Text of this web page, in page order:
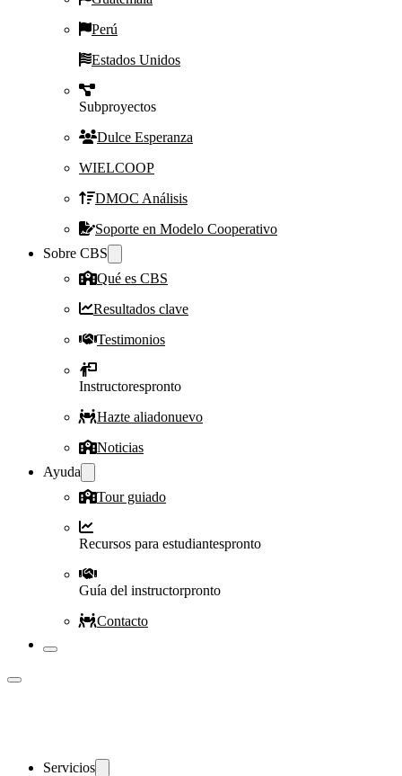
Perú
Estados Unidos
Subproyectos
Dulce Esperanza
WIELCOOP
DMOC Análisis
Soporte en Modelo Cooperativo
Sobre CBS
Qué es CBS
Resultados clave
Testimonios
Instructorespronto
Hazte aliadonuevo
Noticias
Ayuda
Tour guiado
Recursos para estudiantespronto
Guía del instructorpronto
Contacto
Servicios